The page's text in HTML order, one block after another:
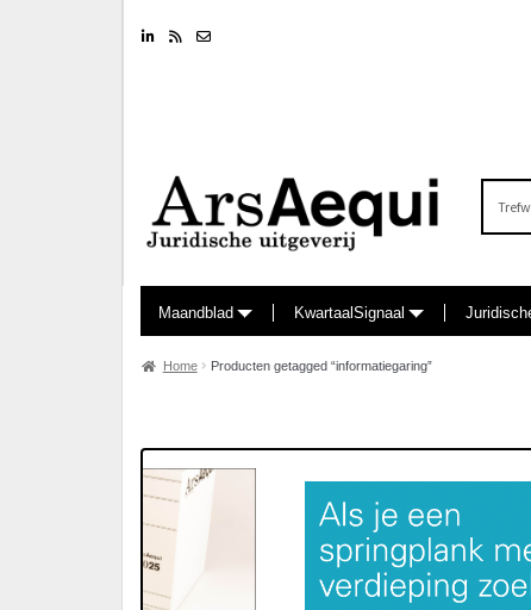
LinkedinRSS feed
Maandblad KwartaalSignaal
Home Producten getagged “informatiegaring”